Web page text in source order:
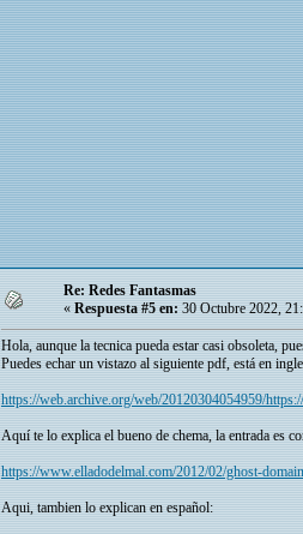
Re: Redes Fantasmas
« Respuesta #5 en: 30 Octubre 2022,
Hola, aunque la tecnica pueda estar casi obsoleta,
Puedes echar un vistazo al siguiente pdf, está en
https://web.archive.org/web/20120304054959/
Aquí te lo explica el bueno de chema, la entrada es
https://www.elladodelmal.com/2012/02/ghost-
Aqui, tambien lo explican en español: